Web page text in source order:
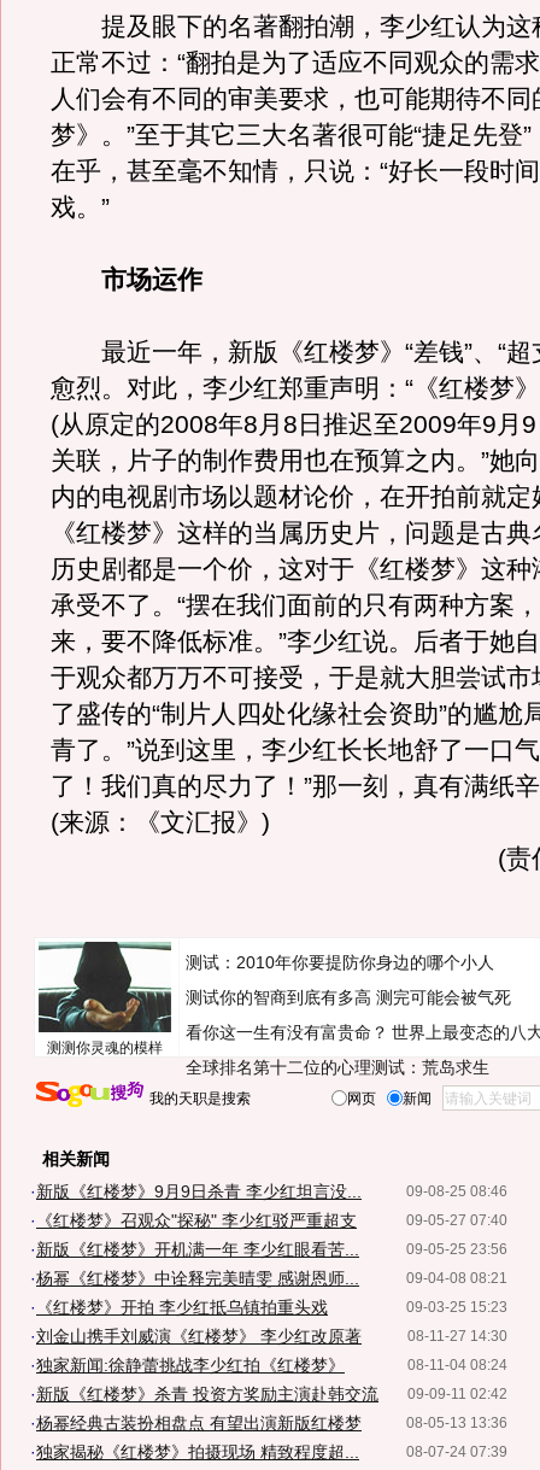
提及眼下的名著翻拍潮，李少红认为这
正常不过：“翻拍是为了适应不同观众的需
人们会有不同的审美要求，也可能期待不同
梦》。”至于其它三大名著很可能“捷足先登
在乎，甚至毫不知情，只说：“好长一段时
戏。”
市场运作
最近一年，新版《红楼梦》“差钱”、“超
愈烈。对此，李少红郑重声明：“《红楼梦
(从原定的2008年8月8日推迟至2009年9月
关联，片子的制作费用也在预算之内。”她
内的电视剧市场以题材论价，在开拍前就定
《红楼梦》这样的当属历史片，问题是古
历史剧都是一个价，这对于《红楼梦》这
承受不了。“摆在我们面前的只有两种方案
来，要不降低标准。”李少红说。后者于她
于观众都万万不可接受，于是就大胆尝试市
了盛传的“制片人四处化缘社会资助”的尴尬
青了。”说到这里，李少红长长地舒了一口
了！我们真的尽力了！”那一刻，真有满纸
(来源：《文汇报》)
(责
测测你灵魂的模样
测试：2010年你要提防你身边的哪个小人
测试你的智商到底有多高 测完可能会被气死
看你这一生有没有富贵命？ 世界上最变态的八
全球排名第十二位的心理测试：荒岛求生
我的天职是搜索 网页 新闻
相关新闻
09-08-25 08:46
·新版《红楼梦》9月9日杀青 李少红坦言没...
09-05-27 07:40
· 《红楼梦》召观众"探秘" 李少红驳严重超支
09-05-25 23:56
·新版《红楼梦》开机满一年 李少红眼看苦...
09-04-08 08:21
·杨幂《红楼梦》中诠释完美晴雯 感谢恩师...
09-03-25 15:23
· 《红楼梦》开拍 李少红抵乌镇拍重头戏
08-11-27 14:30
·刘金山携手刘威演《红楼梦》 李少红改原著
08-11-04 08:24
·独家新闻:徐静蕾挑战李少红拍《红楼梦》
09-09-11 02:42
·新版《红楼梦》杀青 投资方奖励主演赴韩交流
08-05-13 13:36
·杨幂经典古装扮相盘点 有望出演新版红楼梦
08-07-24 07:39
·独家揭秘《红楼梦》拍摄现场 精致程度超...